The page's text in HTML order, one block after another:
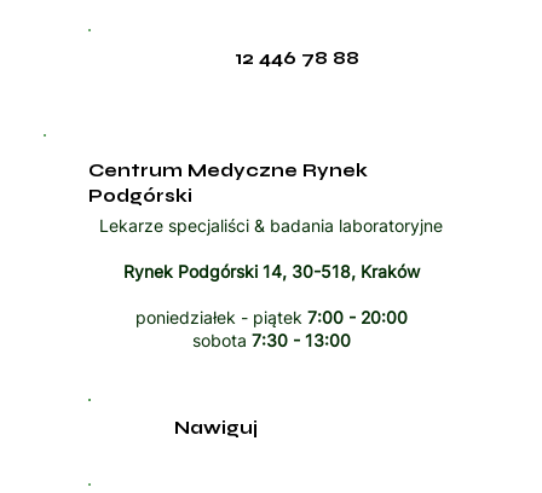
12 446 78 88
Centrum Medyczne Rynek
Podgórski
Lekarze specjaliści & badania laboratoryjne
Rynek Podgórski 14, 30-518, Kraków
poniedziałek - piątek 7:00 - 20:00
sobota 7:30 - 13:00
Nawiguj